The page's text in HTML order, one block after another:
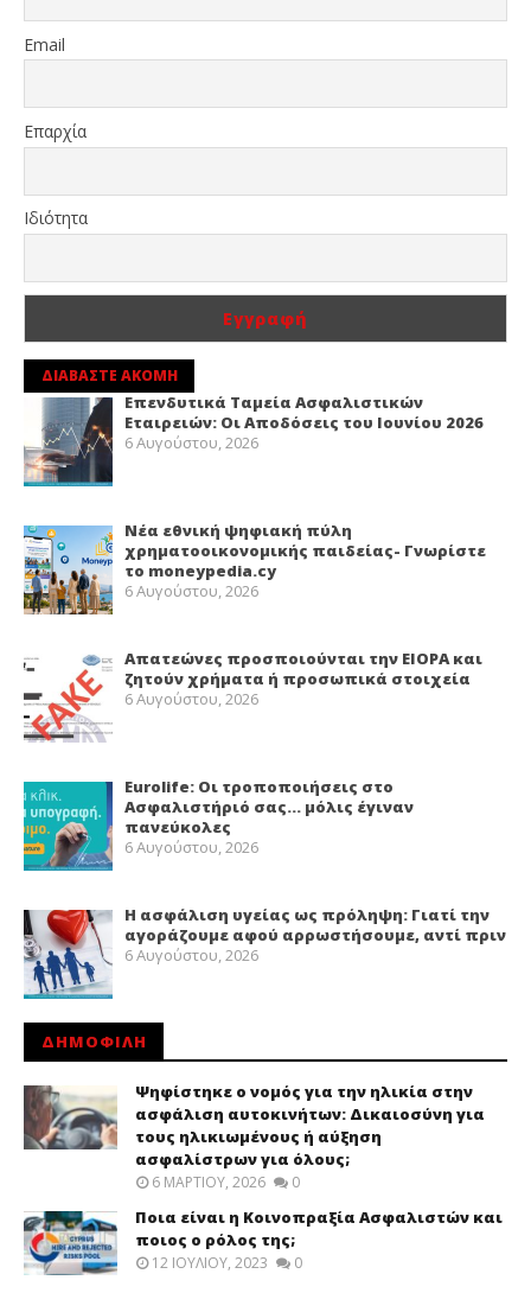
Email
Επαρχία
Ιδιότητα
ΔΙΑΒΑΣΤΕ ΑΚΟΜΗ
Επενδυτικά Ταμεία Ασφαλιστικών
Εταιρειών: Οι Αποδόσεις του Ιουνίου 2026
6 Αυγούστου, 2026
Νέα εθνική ψηφιακή πύλη
χρηματοοικονομικής παιδείας- Γνωρίστε
το moneypedia.cy
6 Αυγούστου, 2026
Απατεώνες προσποιούνται την EIOPA και
ζητούν χρήματα ή προσωπικά στοιχεία
6 Αυγούστου, 2026
Eurolife: Οι τροποποιήσεις στο
Ασφαλιστήριό σας… μόλις έγιναν
πανεύκολες
6 Αυγούστου, 2026
Η ασφάλιση υγείας ως πρόληψη: Γιατί την
αγοράζουμε αφού αρρωστήσουμε, αντί πριν
6 Αυγούστου, 2026
ΔΗΜΟΦΙΛΗ
Ψηφίστηκε ο νομός για την ηλικία στην
ασφάλιση αυτοκινήτων: Δικαιοσύνη για
τους ηλικιωμένους ή αύξηση
ασφαλίστρων για όλους;
6 ΜΑΡΤΊΟΥ, 2026 0
Ποια είναι η Κοινοπραξία Ασφαλιστών και
ποιος ο ρόλος της;
12 ΙΟΥΛΊΟΥ, 2023 0